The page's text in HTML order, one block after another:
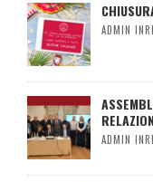
ADMIN INRL
ADMIN INRL